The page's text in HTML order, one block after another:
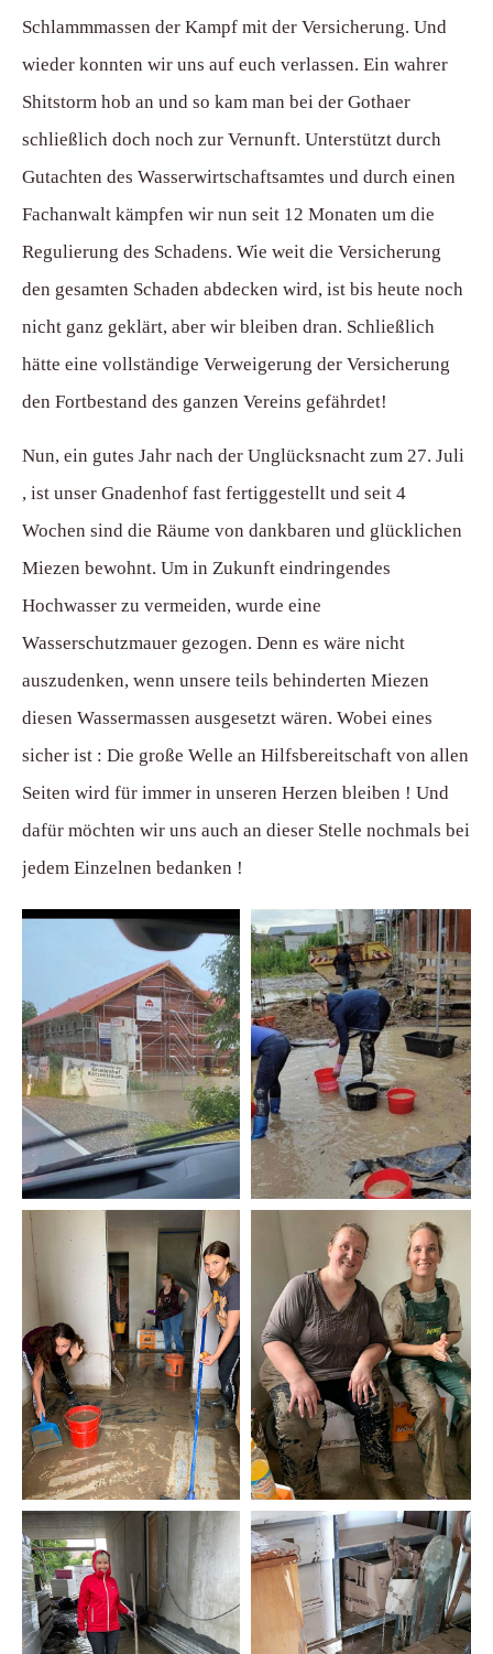
Schlammmassen der Kampf mit der Versicherung. Und
wieder konnten wir uns auf euch verlassen. Ein wahrer
Shitstorm hob an und so kam man bei der Gothaer
schließlich doch noch zur Vernunft. Unterstützt durch
Gutachten des Wasserwirtschaftsamtes und durch einen
Fachanwalt kämpfen wir nun seit 12 Monaten um die
Regulierung des Schadens. Wie weit die Versicherung
den gesamten Schaden abdecken wird, ist bis heute noch
nicht ganz geklärt, aber wir bleiben dran. Schließlich
hätte eine vollständige Verweigerung der Versicherung
den Fortbestand des ganzen Vereins gefährdet!
Nun, ein gutes Jahr nach der Unglücksnacht zum 27. Juli
, ist unser Gnadenhof fast fertiggestellt und seit 4
Wochen sind die Räume von dankbaren und glücklichen
Miezen bewohnt. Um in Zukunft eindringendes
Hochwasser zu vermeiden, wurde eine
Wasserschutzmauer gezogen. Denn es wäre nicht
auszudenken, wenn unsere teils behinderten Miezen
diesen Wassermassen ausgesetzt wären. Wobei eines
sicher ist : Die große Welle an Hilfsbereitschaft von allen
Seiten wird für immer in unseren Herzen bleiben ! Und
dafür möchten wir uns auch an dieser Stelle nochmals bei
jedem Einzelnen bedanken !